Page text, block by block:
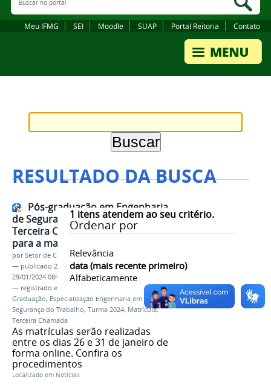
Meu IFMG SEI Moodle SUAP Portal Reitoria Contato
RESULTADO DA BUSCA
1 itens atendem ao seu critério.
Ordenar por
Relevância
data (mais recente primeiro)
Alfabeticamente
Pós-graduação em Engenharia
de Segurança do Trabalho:
Terceira Chamada e convocação
para a matrícula
porSetor de Comunicação
— publicado 25/01/2024 —última modificação
29/01/2024 08h54
— registrado em:
Graduação, Especialização Engenharia em
Segurança do Trabalho, Turma 2024, Matrícula,
Terceira Chamada
As matrículas serão realizadas
entre os dias 26 e 31 de janeiro de
forma online. Confira os
procedimentos
Localizado em Notícias